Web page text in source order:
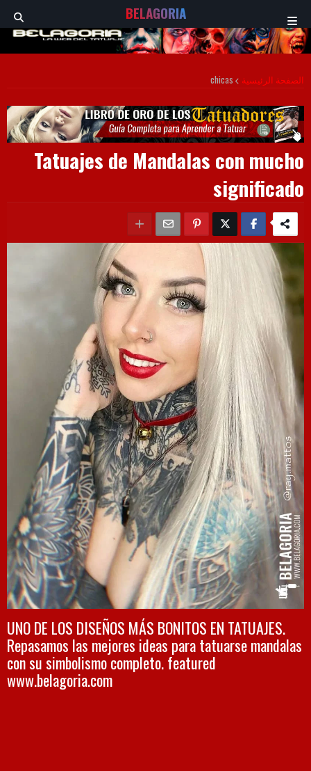
BELAGORIA
الصفحة الرئيسية chicas
Tatuajes de Mandalas con mucho
significado
UNO DE LOS DISEÑOS MÁS BONITOS EN TATUAJES.
Repasamos las mejores ideas para tatuarse mandalas
con su simbolismo completo. featured
www.belagoria.com